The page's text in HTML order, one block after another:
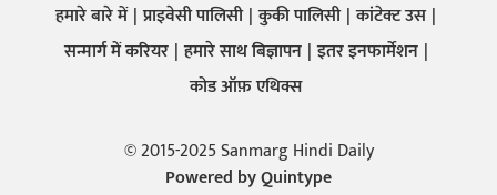
हमारे बारे में प्राइवेसी पालिसी कुकी पालिसी कांटेक्ट उस
सन्मार्ग में करियर हमारे साथ बिज्ञापन इतर इनफार्मेशन
कोड ऑफ़ एथिक्स
© 2015-2025 Sanmarg Hindi Daily
Powered byQuintype